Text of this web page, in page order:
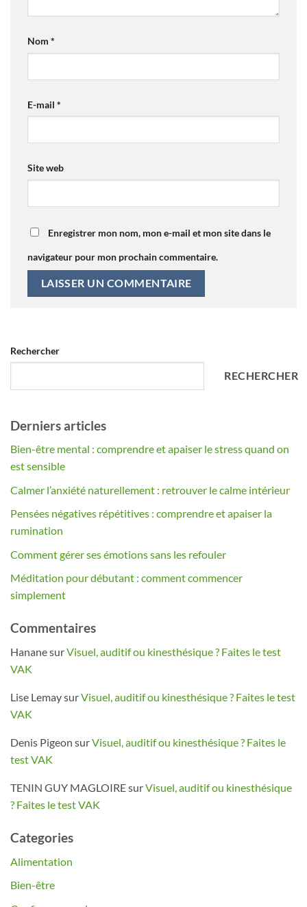
Nom *
E-mail *
Site web
Enregistrer mon nom, mon e-mail et mon site dans le
navigateur pour mon prochain commentaire.
Rechercher
RECHERCHER
Derniers articles
Bien-être mental : comprendre et apaiser le stress quand on
est sensible
Calmer l’anxiété naturellement : retrouver le calme intérieur
Pensées négatives répétitives : comprendre et apaiser la
rumination
Comment gérer ses émotions sans les refouler
Méditation pour débutant : comment commencer
simplement
Commentaires
HananesurVisuel, auditif ou kinesthésique ? Faites le test
VAK
Lise LemaysurVisuel, auditif ou kinesthésique ? Faites le test
VAK
Denis Pigeon surVisuel, auditif ou kinesthésique ? Faites le
test VAK
TENIN GUY MAGLOIREsurVisuel, auditif ou kinesthésique
? Faites le test VAK
Categories
Alimentation
Bien-être